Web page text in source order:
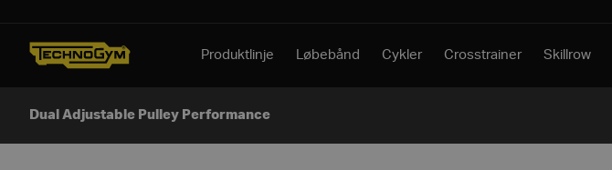
Produktlinje Løbebånd Cykler Crosstrainer Skillrow
Dual Adjustable Pulley Performance